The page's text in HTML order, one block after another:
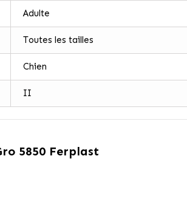
Adulte
Toutes les tailles
Chien
II
5850 Ferplast